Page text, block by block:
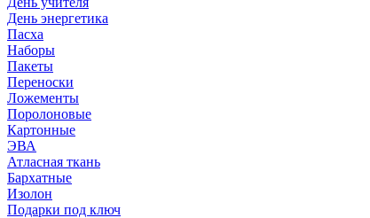
День энергетика
Пасха
Наборы
Пакеты
Переноски
Ложементы
Поролоновые
Картонные
ЭВА
Атласная ткань
Бархатные
Изолон
Подарки под ключ